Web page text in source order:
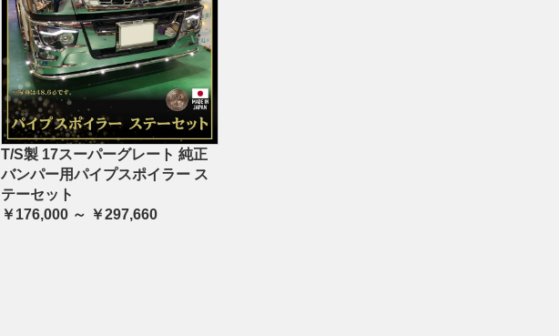
T/S製 17スーパーグレート 純正
バンパー用パイプスポイラー ス
テーセット
￥176,000 ～ ￥297,660